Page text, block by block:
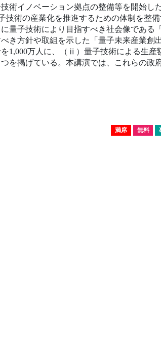
術イノベーション拠点の整備等を開始し
技術の産業化を推進するための体制を整備
量子技術により目指すべき社会像である
き方針や取組を示した「量子未来産業創
1,000万人に、（ⅱ）量子技術による生産
を掲げている。本講演では、これらの政
満席 無料